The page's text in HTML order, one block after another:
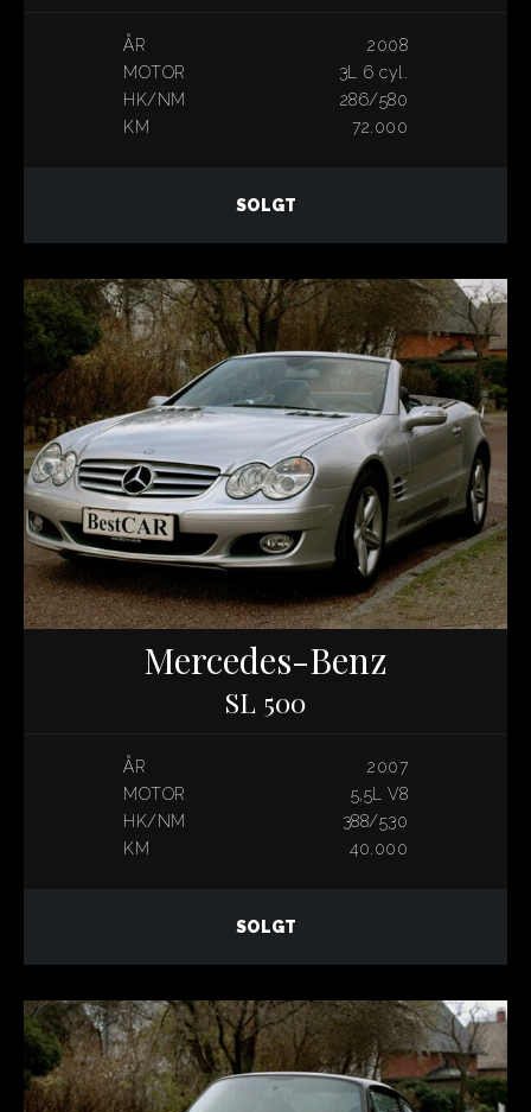
ÅR
2008
MOTOR
3L 6 cyl.
HK/NM
286/580
KM
72.000
SOLGT
Mercedes-Benz
SL 500
ÅR
2007
MOTOR
5,5L V8
HK/NM
388/530
KM
40.000
SOLGT